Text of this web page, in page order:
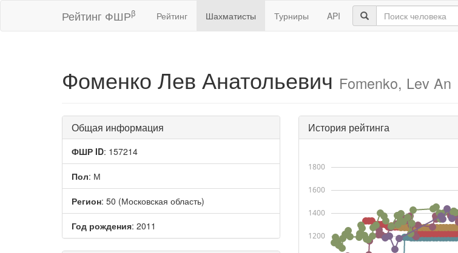
Рейтинг ФШРβ Рейтинг Шахматисты Турниры API
Фоменко Лев Анатольевич Fomenko, Lev An
Общая информация
ФШР ID: 157214
Пол: М
Регион: 50 (Московская область)
Год рождения: 2011
История рейтинга
1200
1400
1600
1800